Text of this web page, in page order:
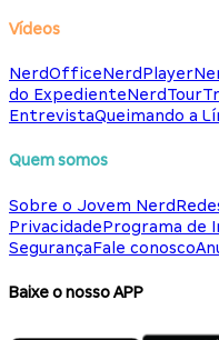
Vídeos
NerdOfficeNerdPlayer
do ExpedienteNerdTour
EntrevistaQueimando a
Quem somos
Sobre o Jovem Nerd
PrivacidadePrograma de
SegurançaFale conosco
Baixe o nosso APP